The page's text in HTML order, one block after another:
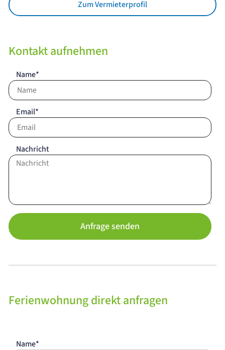
Zum Vermieterprofil
Kontakt aufnehmen
Name*
Email*
Nachricht
Anfrage senden
Ferienwohnung direkt anfragen
Name*